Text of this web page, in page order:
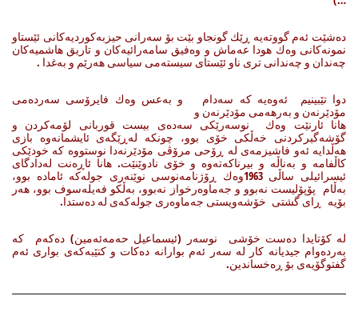
ده‌شێت ئه‌م گووته‌یه‌ ڕێك گونجاو بێت بۆ سه‌رانی حیزبه‌كوردیه‌كانی ئێستاو
نمونه‌كانی وه‌ك هودا عه‌ماش و وه‌فیق سامه‌رائیه‌كان و تاریق هاشمیه‌كان
چه‌ندان و چه‌ندانی تری ناو ئێستای سیسته‌می سیاسی هه‌رێم و به‌غدا .
دوا تێبینیم ئه‌وه‌یه‌ كه‌ سه‌دام و به‌عس وه‌ك فایرۆسی سه‌رده‌می
مۆدێرنه‌ن و به‌رهه‌می مۆدێرنه‌ن و
هانا ئارنێت وه‌ك نوسه‌رێكی سه‌ده‌ی بیست قوربانی لۆمه‌كردن و
گۆشه‌گیركردنی خه‌ڵكی خۆی بوو، چونكه‌ له‌ڕێگه‌ی ئایشمانه‌وه‌ بازی
هه‌ڵدایه‌ ئه‌و فاشیزمه‌ی له‌ ڕۆحی مرۆڤی مۆدێرنه‌دا نوستووه‌ كه‌ خودێكی
كاڵفامه‌ و به‌ناڵه‌ و بیرناكه‌ته‌وه‌ و خۆی نادوێنێت. هانا ئاڕه‌نت له‌دادگای
ئیسرائیلی ساڵی 1963وه‌ك ڕۆژنامه‌نوسی نوێنه‌ری جوله‌كه‌ ئاماده‌ بوو،
به‌ڵام پۆپۆلیست نه‌بوو و جه‌ماوه‌رخواز نه‌بوو، به‌ڵكو فه‌یله‌سوف بوو، هه‌ر
بۆیه‌ ڕای گشتی خۆشه‌ویستی جه‌ماوه‌ری جوله‌كه‌ی له‌ ده‌ستدا.
له‌ كۆتایدا ده‌ست خۆشی نوسه‌ر (ئیسماعیل حه‌مه‌ئه‌مین) ده‌كه‌م كه‌
به‌رده‌وام جیدیانه‌ كار له‌ سه‌ر ئه‌م بوارانه‌ ده‌كات و كتێبه‌كه‌ی بواری ئه‌م
گفتوگۆیه‌ی بۆ ڕه‌خساندین.